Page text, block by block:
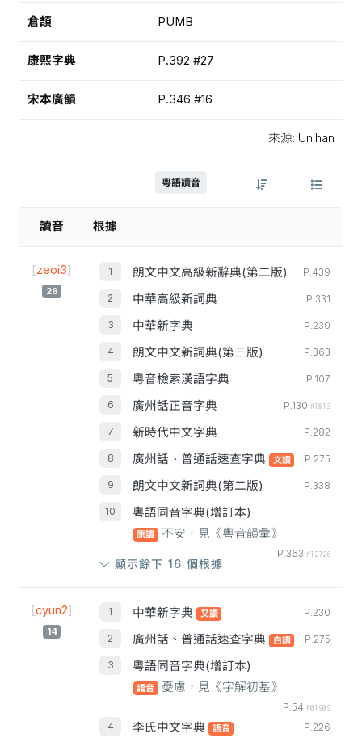
倉頡 PUMB
康熙字典 P.392 #27
宋本廣韻 P.346 #16
來源: Unihan
粵語讀音
讀音 根據
[zeoi3]
26
朗文中文高級新辭典(第二版) P.439
中華高級新詞典 P.331
中華新字典 P.230
朗文中文新詞典(第三版) P.363
粵音檢索漢語字典 P.107
廣州話正音字典 P.130 #1813
新時代中文字典 P.282
廣州話、普通話速查字典 文讀 P.275
朗文中文新詞典(第二版) P.338
粵語同音字典(增訂本)
原讀 不安，見《粵音韻彙》
P.363 #12726
顯示餘下 16 個根據
[cyun2]
14
中華新字典 又讀 P.230
廣州話、普通話速查字典 白讀 P.275
粵語同音字典(增訂本)
語音 憂慮，見《字解初基》
P.54 #01909
李氏中文字典 語音 P.226